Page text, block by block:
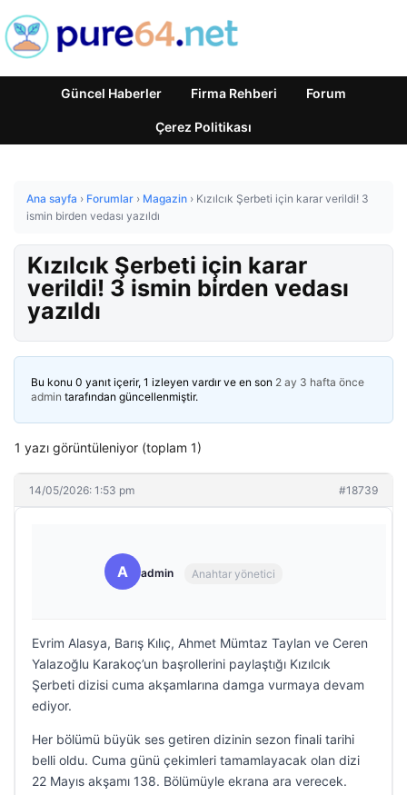
Güncel Haberler Firma Rehberi Forum
Çerez Politikası
Ana sayfa › Forumlar › Magazin › Kızılcık Şerbeti için karar verildi! 3
ismin birden vedası yazıldı
Kızılcık Şerbeti için karar
verildi! 3 ismin birden vedası
yazıldı
Bu konu 0 yanıt içerir, 1 izleyen vardır ve en son 2 ay 3 hafta önce
admin tarafından güncellenmiştir.
1 yazı görüntüleniyor (toplam 1)
14/05/2026: 1:53 pm #18739
A admin Anahtar yönetici
Evrim Alasya, Barış Kılıç, Ahmet Mümtaz Taylan ve Ceren
Yalazoğlu Karakoç’un başrollerini paylaştığı Kızılcık
Şerbeti dizisi cuma akşamlarına damga vurmaya devam
ediyor.
Her bölümü büyük ses getiren dizinin sezon finali tarihi
belli oldu. Cuma günü çekimleri tamamlayacak olan dizi
22 Mayıs akşamı 138. Bölümüyle ekrana ara verecek.